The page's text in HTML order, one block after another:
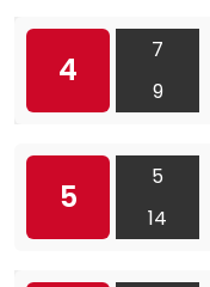
4
7
9
5
5
14